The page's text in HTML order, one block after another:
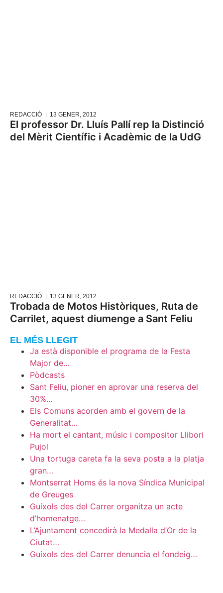
REDACCIÓ 13 GENER, 2012
El professor Dr. Lluís Pallí rep la Distinció
del Mèrit Científic i Acadèmic de la UdG
REDACCIÓ 13 GENER, 2012
Trobada de Motos Històriques, Ruta de
Carrilet, aquest diumenge a Sant Feliu
EL MÉS LLEGIT
Ja està disponible el programa de la Festa
Major de…
Pòdcasts
Sant Feliu, pioner en aprovar una reserva del
30%…
Els Comuns acorden amb el govern de la
Generalitat…
Ha mort el cantant, músic i compositor Llibori
Pujol
Una tortuga careta fa la seva posta a la platja
gran…
Montserrat Homs és la nova Síndica Municipal
de Greuges
Guíxols des del Carrer organitza un acte
d’homenatge…
L’Ajuntament concedirà la Medalla d’Or de la
Ciutat…
Guíxols des del Carrer denuncia el fondeig…